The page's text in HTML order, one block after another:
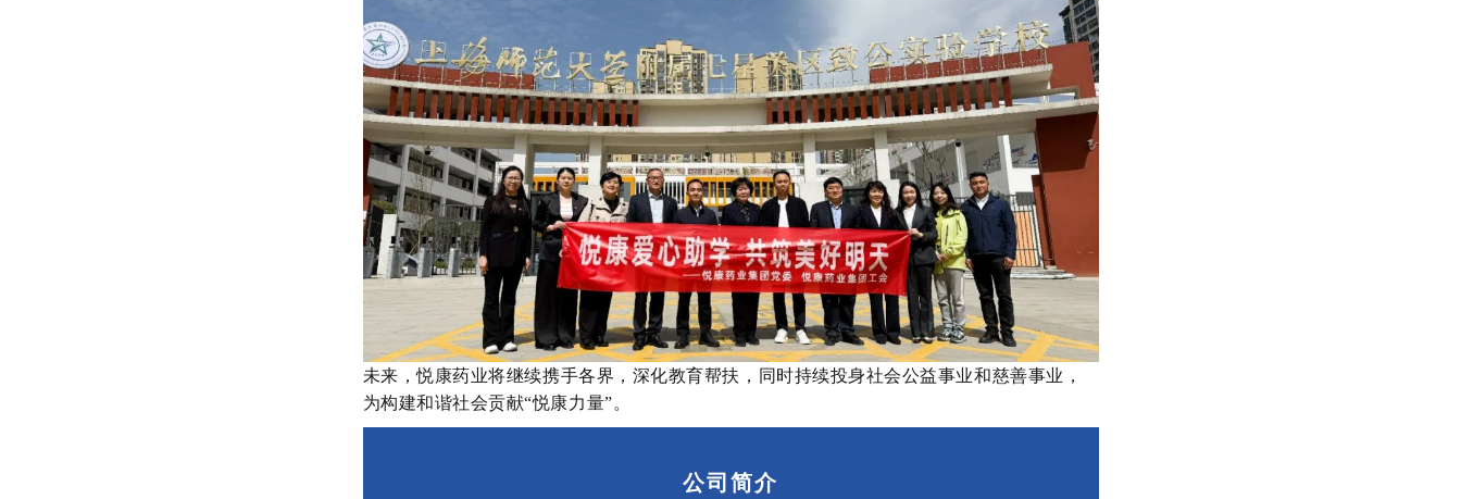
未来，悦康药业将继续携手各界，深化教育帮扶， 同时持续投身社会公益事业和慈善事业，
为构建和谐社会贡献“悦康力量”。
公司简介